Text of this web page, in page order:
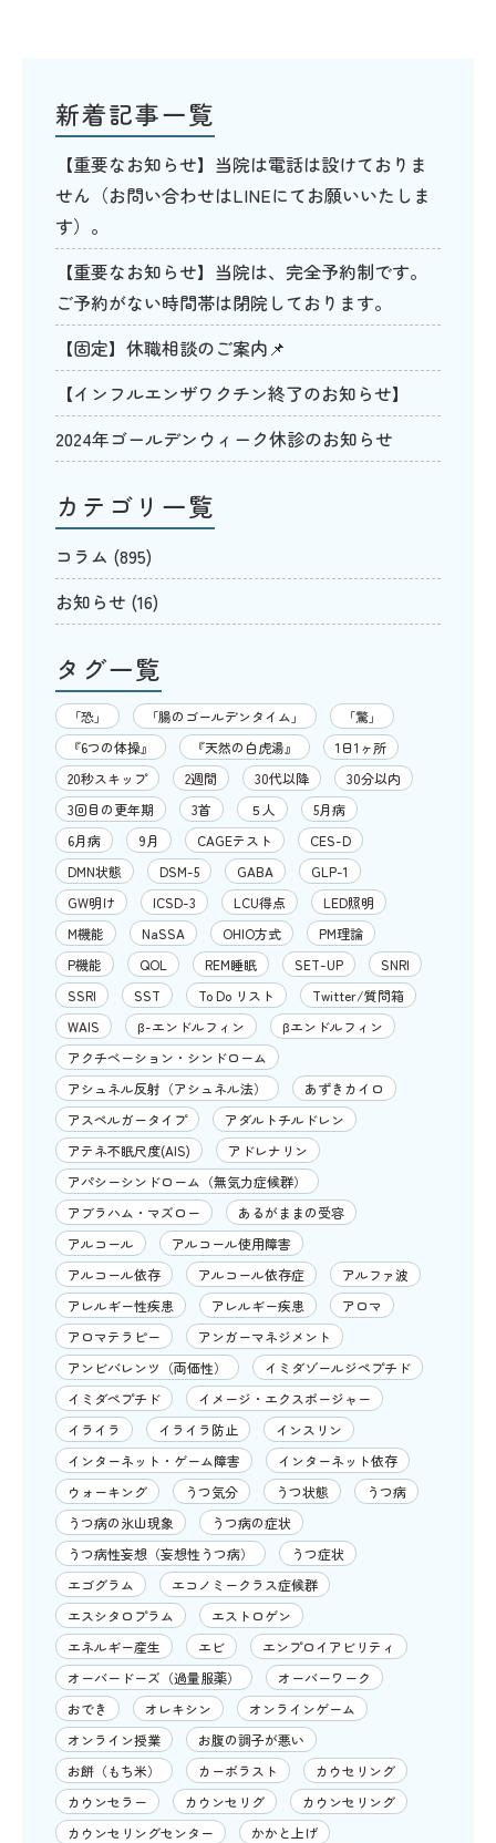
新着記事一覧
【重要なお知らせ】当院は電話は設けておりま
せん（お問い合わせはLINEにてお願いいたしま
す）。
【重要なお知らせ】当院は、完全予約制です。
ご予約がない時間帯は閉院しております。
【固定】休職相談のご案内📌
【インフルエンザワクチン終了のお知らせ】
2024年ゴールデンウィーク休診のお知らせ
カテゴリ一覧
コラム (895)
お知らせ (16)
タグ一覧
「恐」 「腸のゴールデンタイム」
「驚」
『6つの体操』
『天然の白虎湯』
1日1ヶ所
20秒スキップ
2週間 30代以降
30分以内
3回目の更年期
3首 ５人
5月病
6月病
9月 CAGEテスト
CES-D
DMN状態
DSM-5 GABA
GLP-1
GW明け
ICSD-3 LCU得点
LED照明
M機能
NaSSA OHIO方式
PM理論
P機能
QOL REM睡眠 SET-UP
SNRI
SSRI
SST To Do リスト
Twitter/質問箱
WAIS
β-エンドルフィン
βエンドルフィン
アクチベーション・シンドローム
アシュネル反射（アシュネル法）
あずきカイロ
アスペルガータイプ
アダルトチルドレン
アテネ不眠尺度(AIS)
アドレナリン
アパシーシンドローム（無気力症候群）
アブラハム・マズロー
あるがままの受容
アルコール
アルコール使用障害
アルコール依存
アルコール依存症
アルファ波
アレルギー性疾患
アレルギー疾患
アロマ
アロマテラピー
アンガーマネジメント
アンビバレンツ（両価性）
イミダゾールジペプチド
イミダペプチド
イメージ・エクスポージャー
イライラ
イライラ防止
インスリン
インターネット・ゲーム障害
インターネット依存
ウォーキング
うつ気分 うつ状態
うつ病
うつ病の氷山現象
うつ病の症状
うつ病性妄想（妄想性うつ病）
うつ症状
エゴグラム
エコノミークラス症候群
エスシタロプラム
エストロゲン
エネルギー産生
エビ
エンプロイアビリティ
オーバードーズ（過量服薬）
オーバーワーク
おでき
オレキシン
オンラインゲーム
オンライン授業
お腹の調子が悪い
お餅（もち米）
カーボラスト
カウセリング
カウンセラー
カウンセリグ
カウンセリング
カウンセリングセンター
かかと上げ